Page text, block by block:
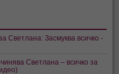
Светлана: Засмуква всичко -
Светлана – всичко за